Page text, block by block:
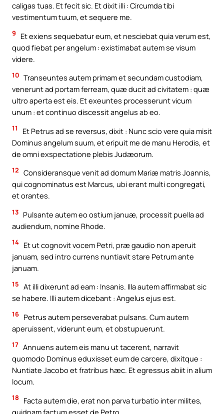
caligas tuas. Et fecit sic. Et dixit illi : Circumda tibi
vestimentum tuum, et sequere me.
9
Et exiens sequebatur eum, et nesciebat quia verum est,
quod fiebat per angelum : existimabat autem se visum
videre.
10 Transeuntes autem primam et secundam custodiam,
venerunt ad portam ferream, quæ ducit ad civitatem : quæ
ultro aperta est eis. Et exeuntes processerunt vicum
unum : et continuo discessit angelus ab eo.
11
Et Petrus ad se reversus, dixit : Nunc scio vere quia misit
Dominus angelum suum, et eripuit me de manu Herodis, et
de omni exspectatione plebis Judæorum.
12 Consideransque venit ad domum Mariæ matris Joannis,
qui cognominatus est Marcus, ubi erant multi congregati,
et orantes.
13 Pulsante autem eo ostium januæ, processit puella ad
audiendum, nomine Rhode.
14 Et ut cognovit vocem Petri, præ gaudio non aperuit
januam, sed intro currens nuntiavit stare Petrum ante
januam.
15 At illi dixerunt ad eam : Insanis. Illa autem affirmabat sic
se habere. Illi autem dicebant : Angelus ejus est.
16 Petrus autem perseverabat pulsans. Cum autem
aperuissent, viderunt eum, et obstupuerunt.
17 Annuens autem eis manu ut tacerent, narravit
quomodo Dominus eduxisset eum de carcere, dixitque :
Nuntiate Jacobo et fratribus hæc. Et egressus abiit in alium
locum.
18
Facta autem die, erat non parva turbatio inter milites,
quidnam factum esset de Petro.